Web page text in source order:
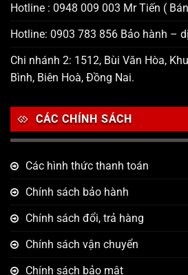
Hotline : 0948 009 003 Mr Tiến (
Hotline: 0903 783 856 Bảo hành –
Chi nhánh 2: 1512, Bùi Văn Hòa,
Bình, Biên Hoà, Đồng Nai.
CÁC CHÍNH SÁCH
Các hình thức thanh toán
Chính sách bảo hành
Chính sách đổi, trả hàng
Chính sách vận chuyển
Chính sách bảo mật